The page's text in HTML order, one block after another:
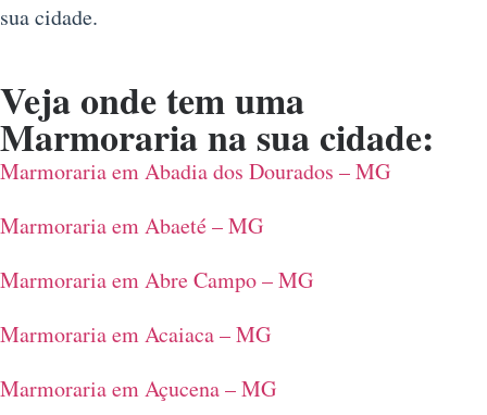
sua cidade.
Veja onde tem uma
Marmoraria na sua cidade:
Marmoraria em Abadia dos Dourados – MG
Marmoraria em Abaeté – MG
Marmoraria em Abre Campo – MG
Marmoraria em Acaiaca – MG
Marmoraria em Açucena – MG